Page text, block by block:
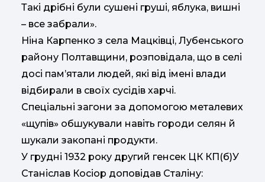
Такі дрібні були сушені груші, яблука, вишні
– все забрали».
Ніна Карпенко з села Мацківці, Лубенського
району Полтавщини, розповідала, що в селі
досі пам’ятали людей, які від імені влади
відбирали в своїх сусідів харчі.
Спеціальні загони за допомогою металевих
«щупів» обшукували навіть городи селян й
шукали закопані продукти.
У грудні 1932 року другий генсек ЦК КП(б)У
Станіслав Косіор доповідав Сталіну: